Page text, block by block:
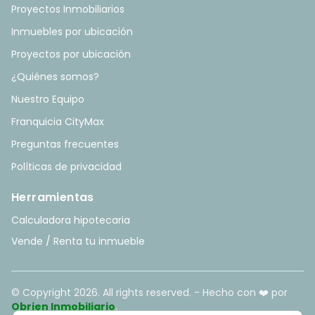
Proyectos Inmobiliarios
Inmuebles por ubicación
Proyectos por ubicación
¿Quiénes somos?
Nuestro Equipo
Franquicia CityMax
Preguntas frecuentes
Políticas de privacidad
Herramientas
Calculadora hipotecaria
Vende / Renta tu inmueble
© Copyright 2026. All rights reserved. - Hecho con ❤️ por
Obrien Inmobiliario.